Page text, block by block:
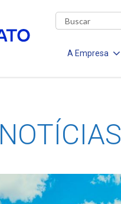
A Empresa
NOTÍCIAS